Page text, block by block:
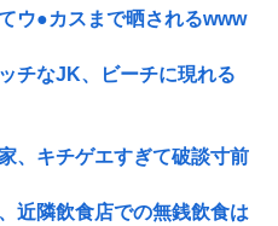
ウ●カスまで晒されるwww
チなJK、ビーチに現れる
、キチゲエすぎて破談寸前
近隣飲食店での無銭飲食は